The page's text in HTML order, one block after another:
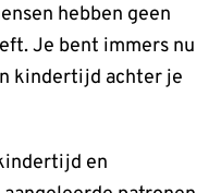
hebben geen
Je bent immers nu
kindertijd achter je
en